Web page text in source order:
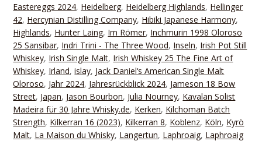
Eastereggs 2024, Heidelberg, Heidelberg Highlands, Hellinger
42, Hercynian Distilling Company, Hibiki Japanese Harmony,
Highlands, Hunter Laing, Im Römer, Inchmurin 1998 Oloroso
25 Sansibar, Indri Trini - The Three Wood, Inseln, Irish Pot Still
Whiskey, Irish Single Malt, Irish Whiskey 25 The Fine Art of
Whiskey, Irland,islay, Jack Daniel‘s American Single Malt
Oloroso, Jahr 2024, Jahresrückblick 2024, Jameson 18 Bow
Street, Japan, Jason Bourbon, Julia Nourney, Kavalan Solist
Madeira für 30 Jahre Whisky.de, Kerken, Kilchoman Batch
Strength, Kilkerran 16 (2023), Kilkerran 8, Koblenz, Köln, Kyrö
Malt, La Maison du Whisky, Langertun, Laphroaig, Laphroaig